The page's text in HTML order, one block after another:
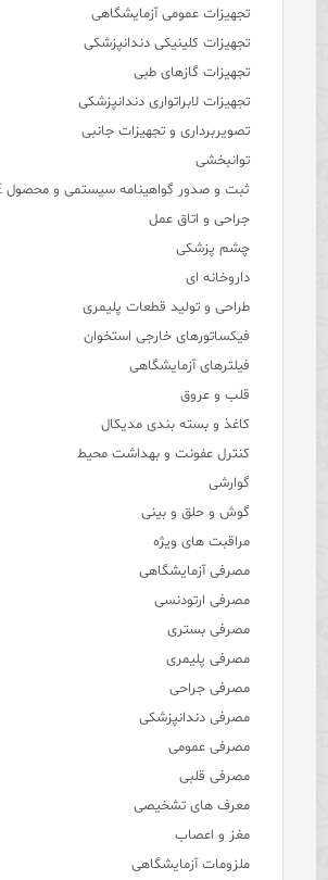
تجهیزات عمومی آزمایشگاهی
تجهیزات کلینیکی دندانپزشکی
تجهیزات گازهای طبی
تجهیزات لابراتواری دندانپزشکی
تصویربرداری و تجهیزات جانبی
توانبخشی
ثبت و صدور گواهینامه سیستمی و محصول ISO - CE
جراحی و اتاق عمل
چشم پزشکی
داروخانه ای
طراحی و تولید قطعات پلیمری
فیکساتورهای خارجی استخوان
فیلترهای آزمایشگاهی
قلب و عروق
کاغذ و بسته بندی مدیکال
کنترل عفونت و بهداشت محیط
گوارشی
گوش و حلق و بینی
مراقبت های ویژه
مصرفی آزمایشگاهی
مصرفی ارتودنسی
مصرفی بستری
مصرفی پلیمری
مصرفی جراحی
مصرفی دندانپزشکی
مصرفی عمومی
مصرفی قلبی
معرف های تشخیصی
مغز و اعصاب
ملزومات آزمایشگاهی